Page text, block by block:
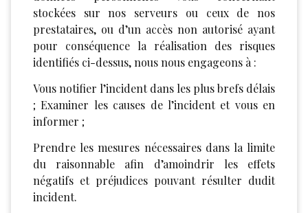
stockées sur nos serveurs ou ceux de nos
prestataires, ou d’un accès non autorisé ayant
pour conséquence la réalisation des risques
identifiés ci-dessus, nous nous engageons à :
Vous notifier l’incident dans les plus brefs délais
; Examiner les causes de l’incident et vous en
informer ;
Prendre les mesures nécessaires dans la limite
du raisonnable afin d’amoindrir les effets
négatifs et préjudices pouvant résulter dudit
incident.